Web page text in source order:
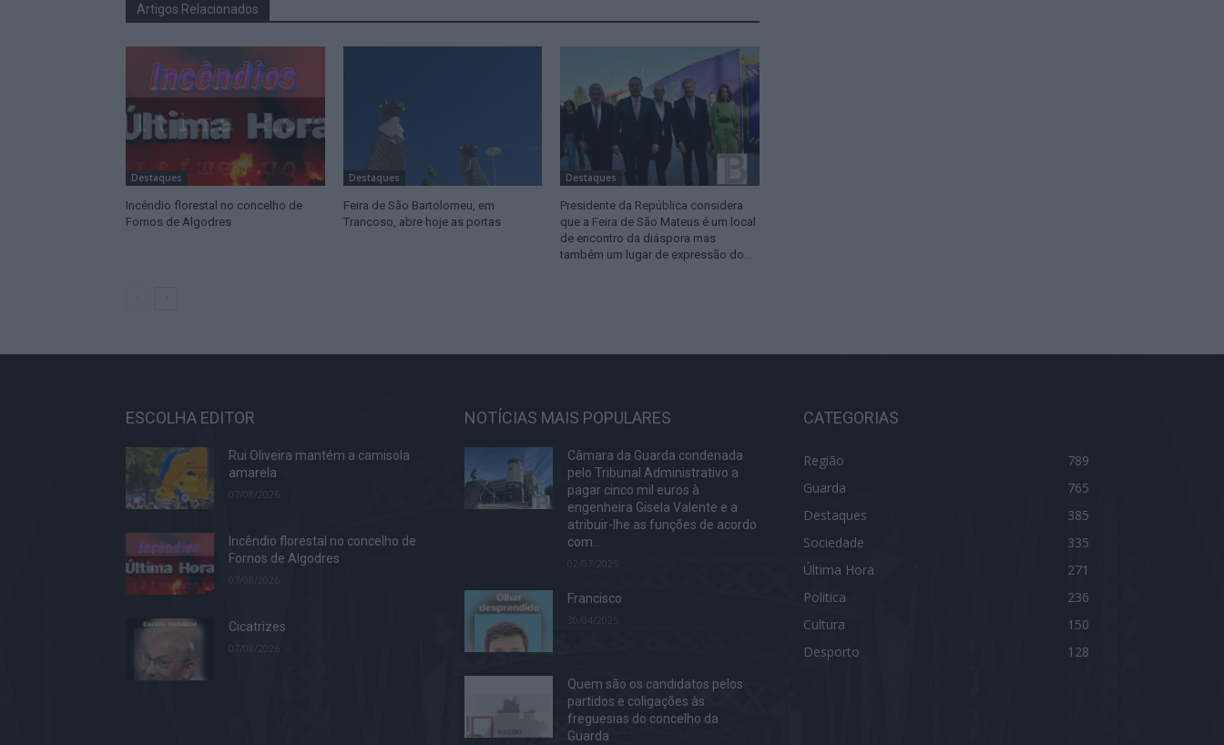
Artigos Relacionados
Destaques
Incêndio florestal no concelho de
Fornos de Algodres
Destaques
Feira de São Bartolomeu, em
Trancoso, abre hoje as portas
Destaques
Presidente da República considera
que a Feira de São Mateus é um local
de encontro da diáspora mas
também um lugar de expressão do...
ESCOLHA EDITOR
Rui Oliveira mantém a camisola
amarela
07/08/2026
Incêndio florestal no concelho de
Fornos de Algodres
Cicatrizes
07/08/2026
NOTÍCIAS MAIS POPULARES
Câmara da Guarda condenada
pelo Tribunal Administrativo a
pagar cinco mil euros à
engenheira Gisela Valente e a
atribuir-lhe as funções de acordo
com...
02/07/2025
Francisco
30/04/2025
Quem são os candidatos pelos
partidos e coligações às
freguesias do concelho da
Guarda
CATEGORIAS
Região
789
Guarda
765
Destaques
385
Sociedade
335
Última Hora
271
Politica
236
Cultura
150
Desporto
128